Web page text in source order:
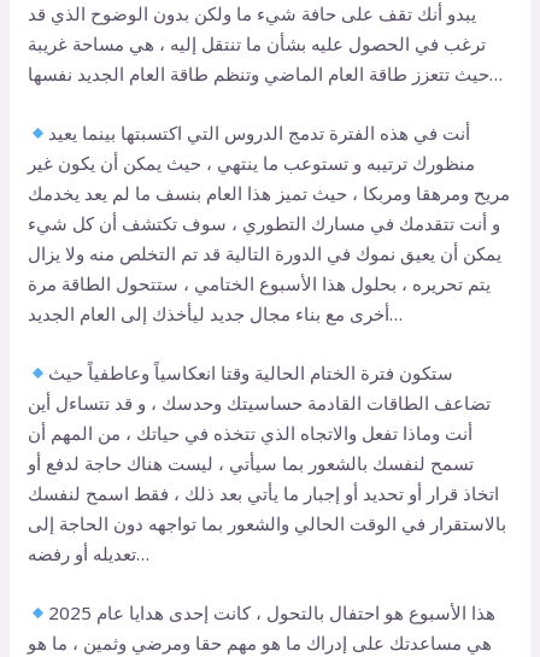
يبدو أنك تقف على حافة شيء ما ولكن بدون الوضوح الذي قد
ترغب في الحصول عليه بشأن ما تنتقل إليه ، هي مساحة غريبة
حيث تتعزز طاقة العام الماضي وتنظم طاقة العام الجديد نفسها…
أنت في هذه الفترة تدمج الدروس التي اكتسبتها بينما يعيد
منظورك ترتيبه و تستوعب ما ينتهي ، حيث يمكن أن يكون غير
مريح ومرهقا ومربكا ، حيث تميز هذا العام بنسف ما لم يعد يخدمك
و أنت تتقدمك في مسارك التطوري ، سوف تكتشف أن كل شيء
يمكن أن يعيق نموك في الدورة التالية قد تم التخلص منه ولا يزال
يتم تحريره ، بحلول هذا الأسبوع الختامي ، ستتحول الطاقة مرة
أخرى مع بناء مجال جديد ليأخذك إلى العام الجديد…
ستكون فترة الختام الحالية وقتا انعكاسياً وعاطفياً حيث
تضاعف الطاقات القادمة حساسيتك وحدسك ، و قد تتساءل أين
أنت وماذا تفعل والاتجاه الذي تتخذه في حياتك ، من المهم أن
تسمح لنفسك بالشعور بما سيأتي ، ليست هناك حاجة لدفع أو
اتخاذ قرار أو تحديد أو إجبار ما يأتي بعد ذلك ، فقط اسمح لنفسك
بالاستقرار في الوقت الحالي والشعور بما تواجهه دون الحاجة إلى
تعديله أو رفضه…
هذا الأسبوع هو احتفال بالتحول ، كانت إحدى هدايا عام 2025
هي مساعدتك على إدراك ما هو مهم حقا ومرضي وثمين ، ما هو